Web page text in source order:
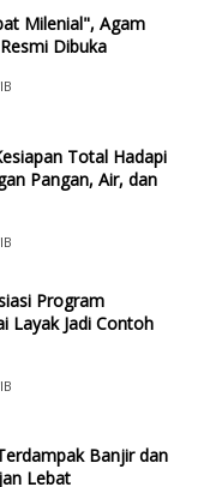
Milenial", Agam
Dibuka
Total Hadapi
Pangan, Air, dan
Program
Layak Jadi Contoh
Banjir dan
Lebat